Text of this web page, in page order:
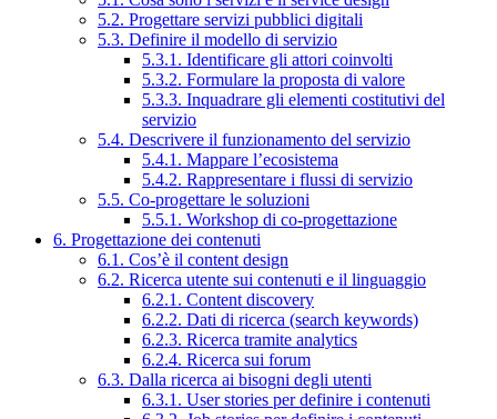
5.2. Progettare servizi pubblici digitali
5.3. Definire il modello di servizio
5.3.1. Identificare gli attori coinvolti
5.3.2. Formulare la proposta di valore
5.3.3. Inquadrare gli elementi costitutivi del
servizio
5.4. Descrivere il funzionamento del servizio
5.4.1. Mappare l’ecosistema
5.4.2. Rappresentare i flussi di servizio
5.5. Co-progettare le soluzioni
5.5.1. Workshop di co-progettazione
6. Progettazione dei contenuti
6.1. Cos’è il content design
6.2. Ricerca utente sui contenuti e il linguaggio
6.2.1. Content discovery
6.2.2. Dati di ricerca (search keywords)
6.2.3. Ricerca tramite analytics
6.2.4. Ricerca sui forum
6.3. Dalla ricerca ai bisogni degli utenti
6.3.1. User stories per definire i contenuti